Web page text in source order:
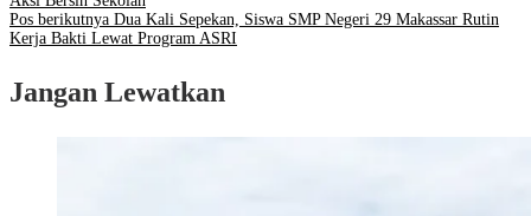
Pos berikutnya Dua Kali Sepekan, Siswa SMP Negeri 29 Makassar Rutin
Kerja Bakti Lewat Program ASRI
Jangan Lewatkan